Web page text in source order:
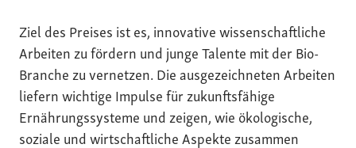
Ziel des Preises ist es, innovative wissenschaftliche
Arbeiten zu fördern und junge Talente mit der Bio-
Branche zu vernetzen. Die ausgezeichneten Arbeiten
liefern wichtige Impulse für zukunftsfähige
Ernährungssysteme und zeigen, wie ökologische,
soziale und wirtschaftliche Aspekte zusammen